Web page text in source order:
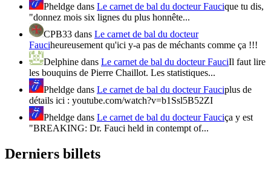
Pheldge dans Le carnet de bal du docteur Faucique tu dis,
"donnez mois six lignes du plus honnête...
CPB33 dans Le carnet de bal du docteur
Fauciheureusement qu'ici y-a pas de méchants comme ça !!!
Delphine dans Le carnet de bal du docteur FauciIl faut lire
les bouquins de Pierre Chaillot. Les statistiques...
Pheldge dans Le carnet de bal du docteur Fauciplus de
détails ici : youtube.com/watch?v=b1Ssl5B52ZI
Pheldge dans Le carnet de bal du docteur Fauciça y est
"BREAKING: Dr. Fauci held in contempt of...
Derniers billets